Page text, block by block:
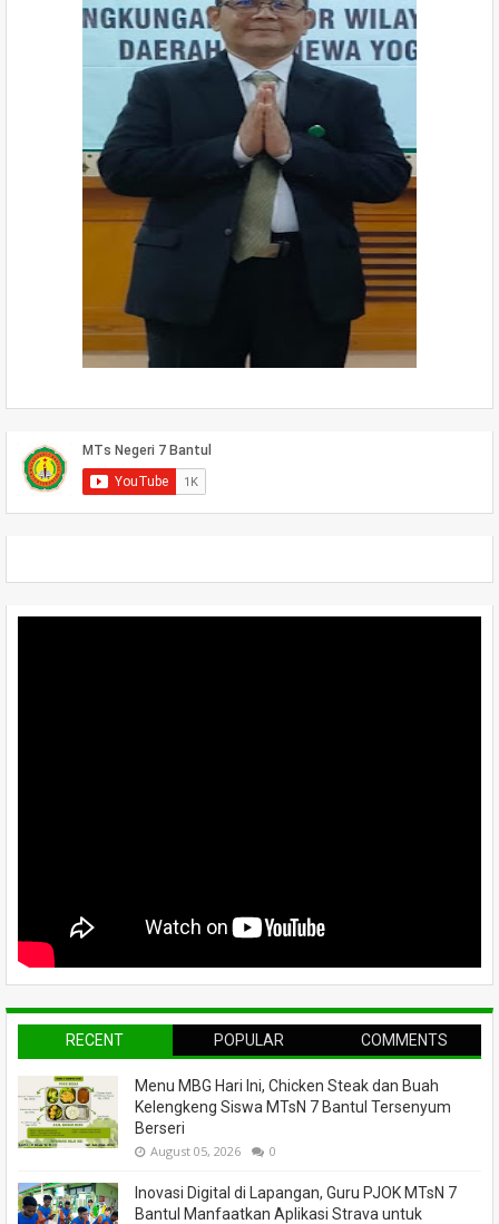
RECENT POPULAR COMMENTS
Menu MBG Hari Ini, Chicken Steak dan Buah
Kelengkeng Siswa MTsN 7 Bantul Tersenyum
Berseri
August 05, 2026 0
Inovasi Digital di Lapangan, Guru PJOK MTsN 7
Bantul Manfaatkan Aplikasi Strava untuk